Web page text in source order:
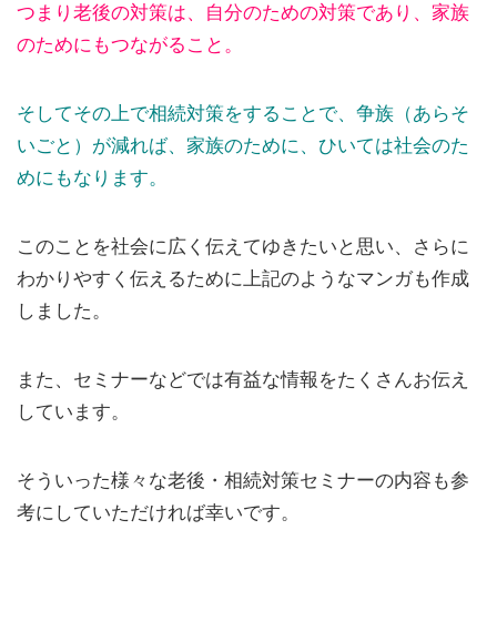
つまり老後の対策は、自分のための対策であり、家族
のためにもつながること。
そしてその上で相続対策をすることで、争族（あらそ
いごと）が減れば、家族のために、ひいては社会のた
めにもなります。
このことを社会に広く伝えてゆきたいと思い、さらに
わかりやすく伝えるために上記のようなマンガも作成
しました。
また、セミナーなどでは有益な情報をたくさんお伝え
しています。
そういった様々な老後・相続対策セミナーの内容も参
考にしていただければ幸いです。